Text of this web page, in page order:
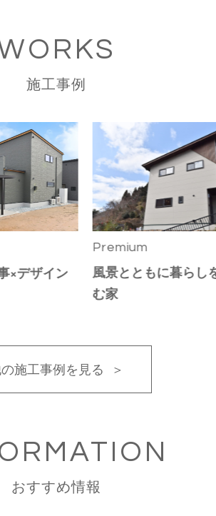
施工事例
イン
Premium
風景とともに暮らしを育
施工事例を見る
おすすめ情報